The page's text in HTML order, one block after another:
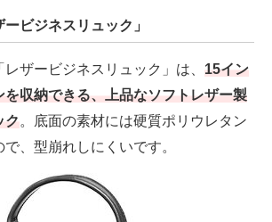
ビジネスリュック」
ザービジネスリュック」は、 15イン
を収納できる、上品なソフトレザー製
ク。底面の素材には硬質ポリウレタン
、型崩れしにくいです。